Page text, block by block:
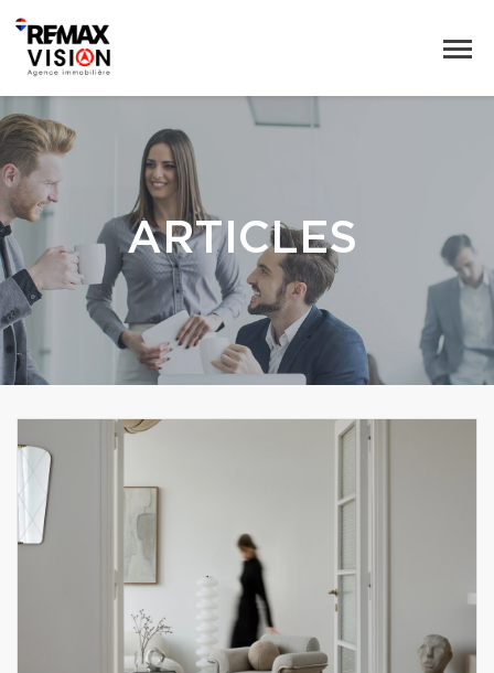
ARTICLES